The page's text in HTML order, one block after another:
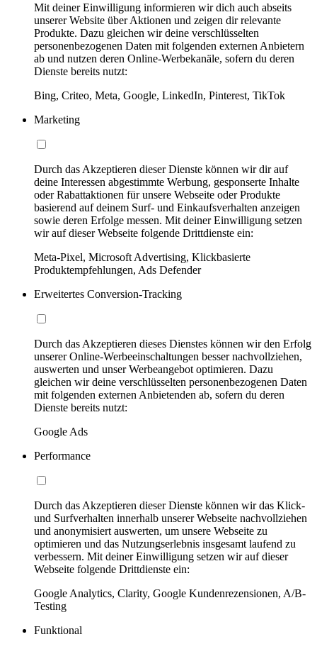
Mit deiner Einwilligung informieren wir dich auch abseits
unserer Website über Aktionen und zeigen dir relevante
Produkte. Dazu gleichen wir deine verschlüsselten
personenbezogenen Daten mit folgenden externen Anbietern
ab und nutzen deren Online-Werbekanäle, sofern du deren
Dienste bereits nutzt:
Bing, Criteo, Meta, Google, LinkedIn, Pinterest, TikTok
Marketing
Durch das Akzeptieren dieser Dienste können wir dir auf
deine Interessen abgestimmte Werbung, gesponserte Inhalte
oder Rabattaktionen für unsere Webseite oder Produkte
basierend auf deinem Surf- und Einkaufsverhalten anzeigen
sowie deren Erfolge messen. Mit deiner Einwilligung setzen
wir auf dieser Webseite folgende Drittdienste ein:
Meta-Pixel, Microsoft Advertising, Klickbasierte
Produktempfehlungen, Ads Defender
Erweitertes Conversion-Tracking
Durch das Akzeptieren dieses Dienstes können wir den Erfolg
unserer Online-Werbeeinschaltungen besser nachvollziehen,
auswerten und unser Werbeangebot optimieren. Dazu
gleichen wir deine verschlüsselten personenbezogenen Daten
mit folgenden externen Anbietenden ab, sofern du deren
Dienste bereits nutzt:
Google Ads
Performance
Durch das Akzeptieren dieser Dienste können wir das Klick-
und Surfverhalten innerhalb unserer Webseite nachvollziehen
und anonymisiert auswerten, um unsere Webseite zu
optimieren und das Nutzungserlebnis insgesamt laufend zu
verbessern. Mit deiner Einwilligung setzen wir auf dieser
Webseite folgende Drittdienste ein:
Google Analytics, Clarity, Google Kundenrezensionen, A/B-
Testing
Funktional